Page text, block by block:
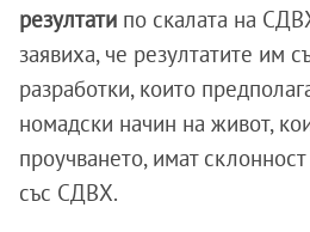
резултати по скалата на
заявиха, че резултатите им
разработки, които
номадски начин на живот,
проучването, имат
със СДВХ.